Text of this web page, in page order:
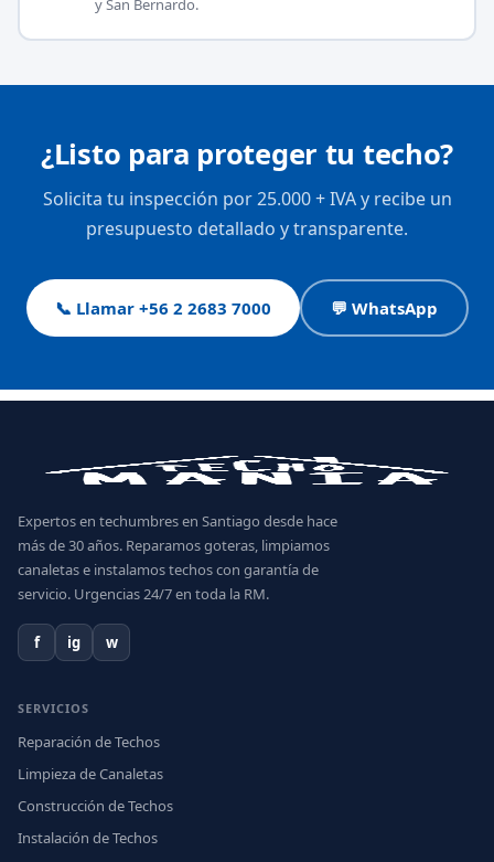
¿Listo para proteger tu techo?
Solicita tu inspección por 25.000 + IVA y recibe un
presupuesto detallado y transparente.
📞 Llamar +56 2 2683 7000 💬 WhatsApp
Expertos en techumbres en Santiago desde hace
más de 30 años. Reparamos goteras, limpiamos
canaletas e instalamos techos con garantía de
servicio. Urgencias 24/7 en toda la RM.
f ig w
SERVICIOS
Reparación de Techos
Limpieza de Canaletas
Construcción de Techos
Instalación de Techos